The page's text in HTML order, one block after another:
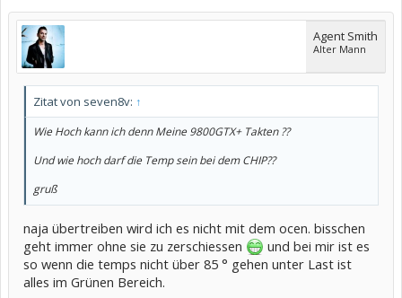
Agent Smith
Alter Mann
Zitat von seven8v: ↑
Wie Hoch kann ich denn Meine 9800GTX+ Takten ??
Und wie hoch darf die Temp sein bei dem CHIP??
gruß
naja übertreiben wird ich es nicht mit dem ocen. bisschen
geht immer ohne sie zu zerschiessen
und bei mir ist es
so wenn die temps nicht über 85 ° gehen unter Last ist
alles im Grünen Bereich.